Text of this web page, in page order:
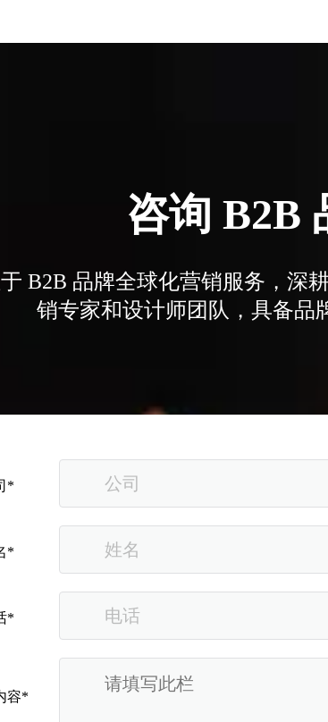
咨询 B2B
B2B 品牌全球化营销服务，深
销专家和设计师团队，具备品
*
*
*
容*